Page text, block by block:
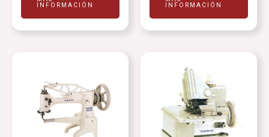
INFORMACIÓN
INFORMACIÓN